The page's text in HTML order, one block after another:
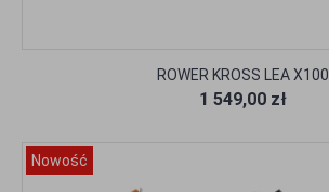
ROWER KROSS LEA X100
1 549,00 zł
Nowość